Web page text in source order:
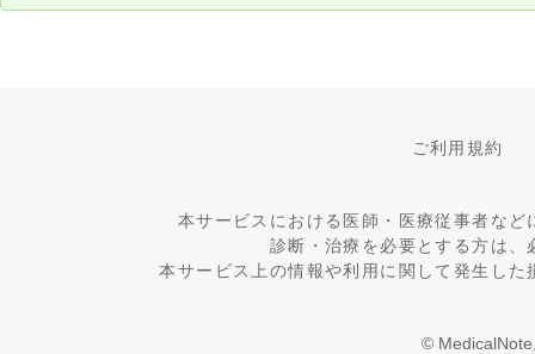
ご利用規約
本サービスにおける医師・医療従事者な
診断・治療を必要とする方は
本サービス上の情報や利用に関して発生し
©